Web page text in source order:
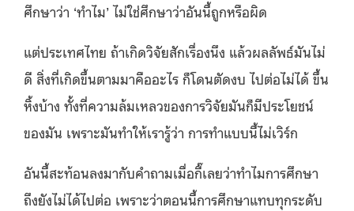
ศึกษาว่า ‘ทำไม’ ไม่ใช่ศึกษาว่าอันนี้ถูกหรือผิด
แต่ประเทศไทย ถ้าเกิดวิจัยสักเรื่องนึง แล้วผลลัพธ์มันไม่
ดี สิ่งที่เกิดขึ้นตามมาคืออะไร ก็โดนตัดงบ ไปต่อไม่ได้ ขึ้น
หิ้งบ้าง ทั้งที่ความล้มเหลวของการวิจัยมันก็มีประโยชน์
ของมัน เพราะมันทำให้เรารู้ว่า การทำแบบนี้ไม่เวิร์ก
อันนี้สะท้อนลงมากับคำถามเมื่อกี๊เลยว่าทำไมการศึกษา
ถึงยังไม่ได้ไปต่อ เพราะว่าตอนนี้การศึกษาแทบทุกระดับ